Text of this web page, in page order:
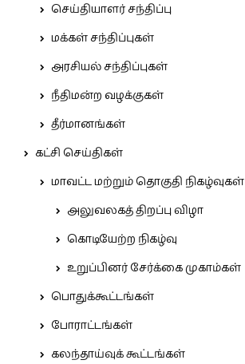
செய்தியாளர் சந்திப்பு
மக்கள் சந்திப்புகள்
அரசியல் சந்திப்புகள்
நீதிமன்ற வழக்குகள்
தீர்மானங்கள்
கட்சி செய்திகள்
மாவட்ட மற்றும் தொகுதி நிகழ்வுகள்
அலுவலகத் திறப்பு விழா
கொடியேற்ற நிகழ்வு
உறுப்பினர் சேர்க்கை முகாம்கள்
பொதுக்கூட்டங்கள்
போராட்டங்கள்
கலந்தாய்வுக் கூட்டங்கள்